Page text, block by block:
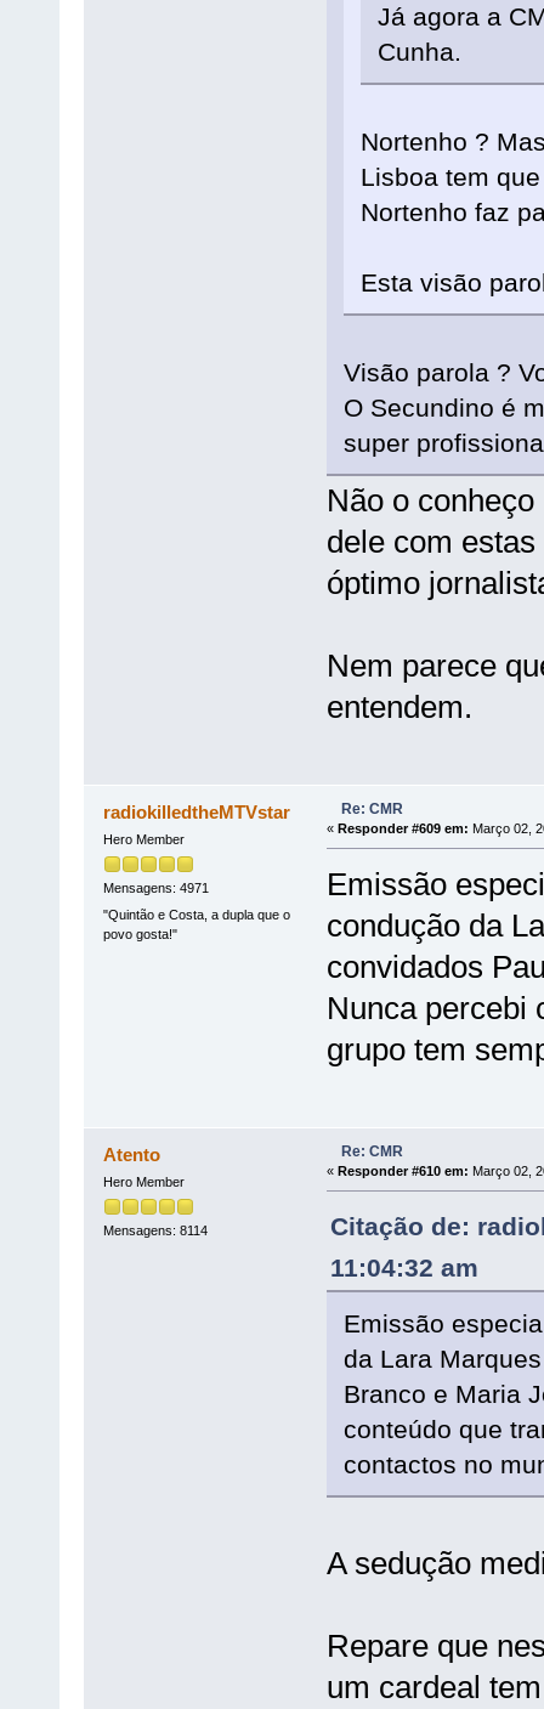
Já agora a
Cunha.
Nortenho ?
Lisboa tem
Nortenho faz
Esta visão
Visão parola ?
O Secundino é
super
Não o
dele com
óptimo
Nem parece
entendem.
radiokilledtheMTVstar
Hero Member
Mensagens: 4971
"Quintão e Costa, a dupla que o
povo gosta!"
Re: CMR
« Responder #609 em: Março 02,
Emissão
condução da
convidados
Nunca percebi
grupo tem
Atento
Hero Member
Mensagens: 8114
Re: CMR
« Responder #610 em: Março 02,
Citação de:
11:04:32 am
Emissão
da Lara
Branco e Maria
conteúdo que
contactos no
A sedução
Repare que
um cardeal